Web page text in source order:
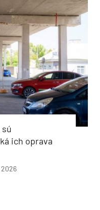
ich oprava
2026